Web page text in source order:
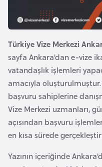
Türkiye Vize Merkezi
sayfa Ankara’dan e-vize
vatandaşlık işlemleri
amacıyla
başvuru sahiplerine
Vize Merkezi uzmanları,
açısından başvuru
en kısa sürede
Yazının içeriğinde
y
B
a
n
g
l
a
d
e